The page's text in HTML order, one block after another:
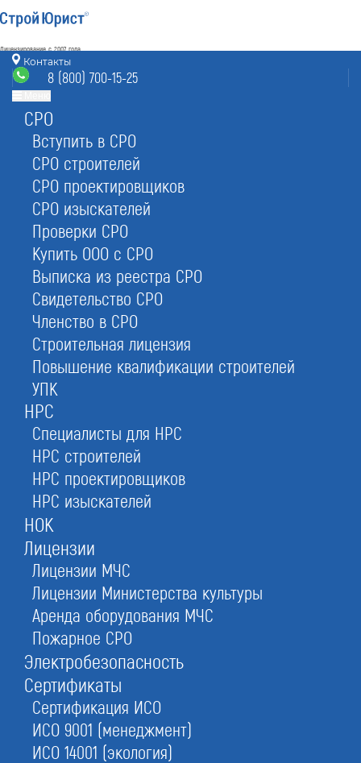
Лицензирование с 2007 года
4.93
Наш рейтинг
80отзывов
режим работы
без выходных 7:00-20:00
8 (800) 700-15-25
Электросталь, ул. Ялагина 17, офис 221
Контакты
8 (800) 700-15-25
СРО
Вступить в СРО
СРО строителей
СРО проектировщиков
СРО изыскателей
Проверки СРО
Купить ООО с СРО
Выписка из реестра СРО
Свидетельство СРО
Членство в СРО
Строительная лицензия
Повышение квалификации строителей
УПК
НРС
Специалисты для НРС
НРС строителей
НРС проектировщиков
НРС изыскателей
НОК
Лицензии
Лицензии МЧС
Лицензии Министерства культуры
Аренда оборудования МЧС
Пожарное СРО
Электробезопасность
Сертификаты
Сертификация ИСО
ИСО 9001 (менеджмент)
ИСО 14001 (экология)
Услуги Юр. услуги
Открытие расчетного счета
в Электростали
В надежном банке в день обращения
Оставьте заявку прямо сейчас
Бесплатная консультация
При отправке данной формы вы соглашаетесь с
персональных данных.
1.Надежные банки
проверим по рейтингам
3. Недорогое обслуживание
расскажем о тарифах
2.Пакет документов
подготовим под ключ